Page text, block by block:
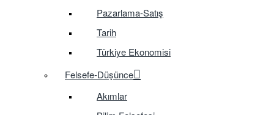
Pazarlama-Satış
Tarih
Türkiye Ekonomisi
Felsefe-Düşünce
Akımlar